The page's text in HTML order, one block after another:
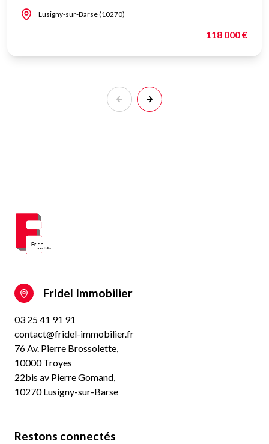
Lusigny-sur-Barse (10270)
118 000 €
Fridel Immobilier
03 25 41 91 91
contact@fridel-immobilier.fr
76 Av. Pierre Brossolette,
10000 Troyes
22bis av Pierre Gomand,
10270 Lusigny-sur-Barse
Restons connectés